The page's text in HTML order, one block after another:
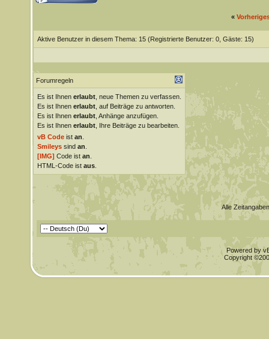
«
Aktive Benutzer in diesem Thema: 15 (Registrierte Benutzer: 0, Gäste: 15)
Forumregeln
Es ist Ihnen erlaubt, neue Themen zu verfassen.
Es ist Ihnen erlaubt, auf Beiträge zu antworten.
Es ist Ihnen erlaubt, Anhänge anzufügen.
Es ist Ihnen erlaubt, Ihre Beiträge zu bearbeiten.
vB Codeist an
Smileyssind an
[IMG] Code ist an
HTML-Code ist aus.
Alle
Powered by
Copyright